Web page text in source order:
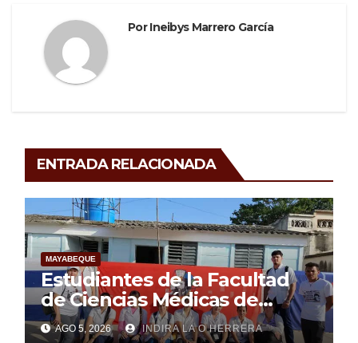
PorIneibys Marrero García
ENTRADA RELACIONADA
MAYABEQUE
Estudiantes de la Facultad
de Ciencias Médicas de
Mayabeque realizan
AGO 5, 2026 INDIRA LA O HERRERA